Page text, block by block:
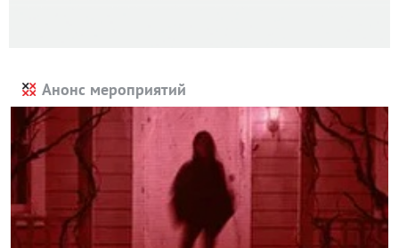
Анонс мероприятий